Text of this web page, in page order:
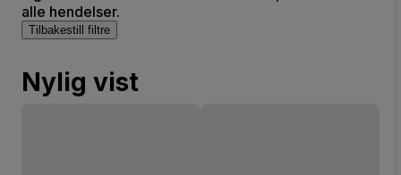
alle hendelser.
Tilbakestill filtre
Nylig vist